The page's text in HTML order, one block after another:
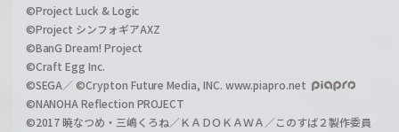
©Project Luck & Logic
©Project シンフォギアAXZ
©BanG Dream! Project
©Craft Egg Inc.
©SEGA／ ©Crypton Future Media, INC. www.piapro.net
©NANOHA Reflection PROJECT
©2017 暁なつめ・三嶋くろね／ＫＡＤＯＫＡＷＡ／このすば２製作委員